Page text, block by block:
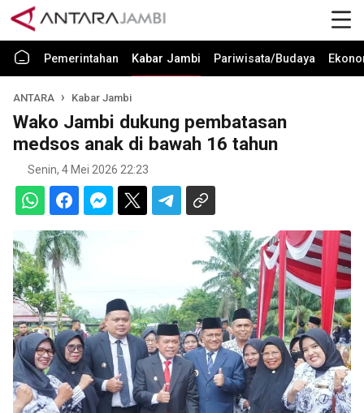
Pemerintahan Kabar Jambi Pariwisata/Budaya
ANTARA Kabar Jambi
Wako Jambi dukung pembatasan
medsos anak di bawah 16 tahun
Senin, 4 Mei 2026 22:23